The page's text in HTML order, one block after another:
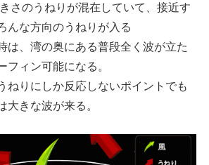
さのうねりが混在していて、接近す
んな方向のうねりが入る
は、湾の奥にある普段全く波が立た
フィン可能になる。
ねりにしか反応しないポイントでも
大きな波が来る。